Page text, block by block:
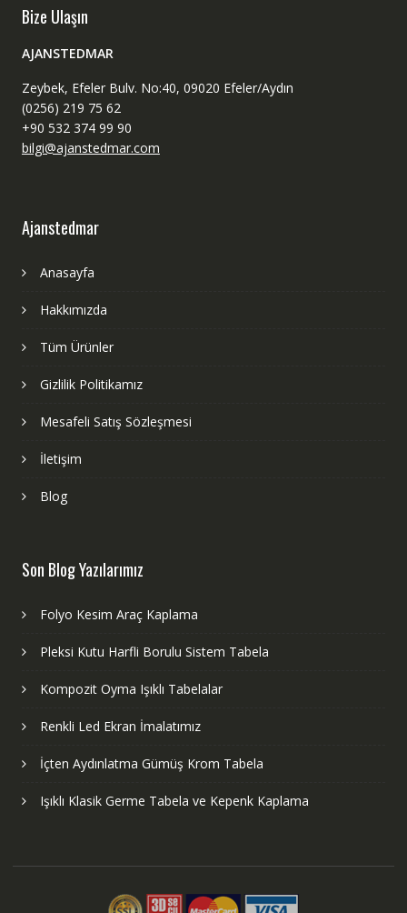
Bize Ulaşın
AJANSTEDMAR
Zeybek, Efeler Bulv. No:40, 09020 Efeler/Aydın
(0256) 219 75 62
+90 532 374 99 90
bilgi@ajanstedmar.com
Ajanstedmar
Anasayfa
Hakkımızda
Tüm Ürünler
Gizlilik Politikamız
Mesafeli Satış Sözleşmesi
İletişim
Blog
Son Blog Yazılarımız
Folyo Kesim Araç Kaplama
Pleksi Kutu Harfli Borulu Sistem Tabela
Kompozit Oyma Işıklı Tabelalar
Renkli Led Ekran İmalatımız
İçten Aydınlatma Gümüş Krom Tabela
Işıklı Klasik Germe Tabela ve Kepenk Kaplama